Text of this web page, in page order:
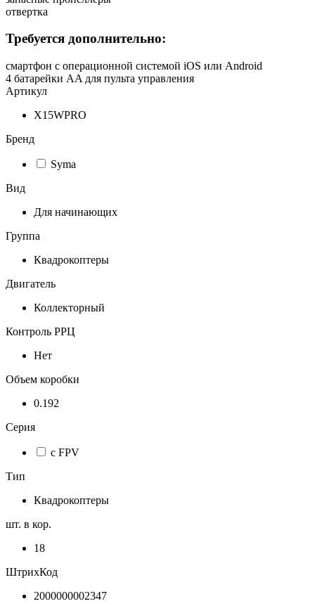
отвертка
Требуется дополнительно:
смартфон с операционной системой iOS или Android
4 батарейки AA для пульта управления
Артикул
X15WPRO
Бренд
Syma
Вид
Для начинающих
Группа
Квадрокоптеры
Двигатель
Коллекторный
Контроль РРЦ
Нет
Объем коробки
0.192
Серия
с FPV
Тип
Квадрокоптеры
шт. в кор.
18
ШтрихКод
2000000002347